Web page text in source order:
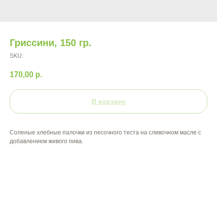
Гриссини, 150 гр.
SKU:
170,00 р.
В корзину
Соленые хлебные палочки из песочного теста на сливочном масле с
добавлением живого пива.